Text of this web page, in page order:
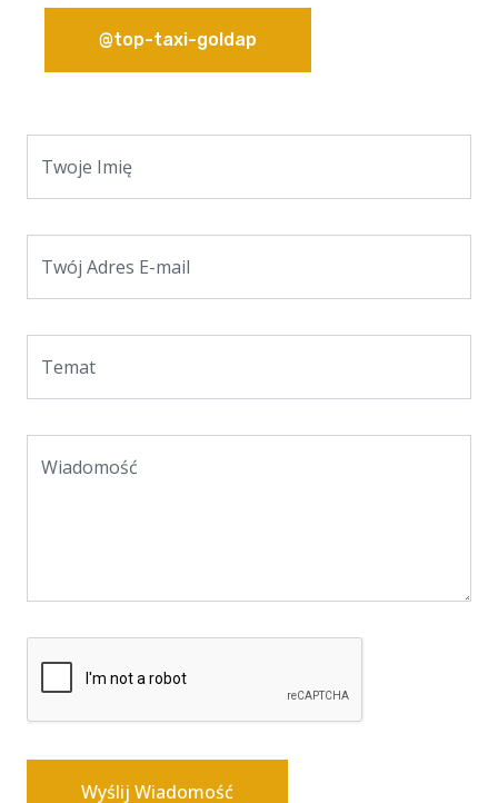
@top-taxi-goldap
Twoje Imię
Twój Adres E-mail
Temat
Wiadomość
Wyślij Wiadomość